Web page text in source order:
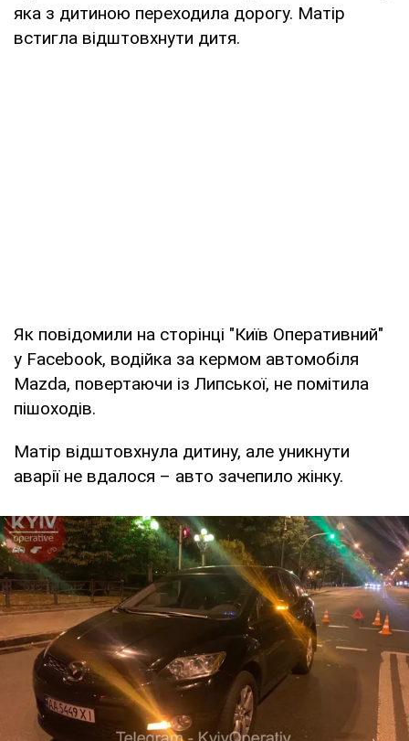
яка з дитиною переходила дорогу. Матір
встигла відштовхнути дитя.
Як повідомили на сторінці "Київ Оперативний"
у Facebook, водійка за кермом автомобіля
Mazda, повертаючи із Липської, не помітила
пішоходів.
Матір відштовхнула дитину, але уникнути
аварії не вдалося – авто зачепило жінку.